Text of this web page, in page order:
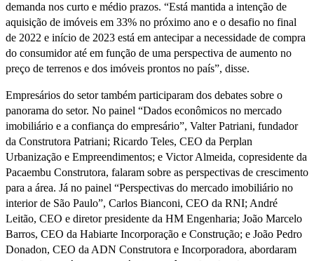
demanda nos curto e médio prazos. “Está mantida a intenção de
aquisição de imóveis em 33% no próximo ano e o desafio no final
de 2022 e início de 2023 está em antecipar a necessidade de compra
do consumidor até em função de uma perspectiva de aumento no
preço de terrenos e dos imóveis prontos no país”, disse.
Empresários do setor também participaram dos debates sobre o
panorama do setor. No painel “Dados econômicos no mercado
imobiliário e a confiança do empresário”, Valter Patriani, fundador
da Construtora Patriani; Ricardo Teles, CEO da Perplan
Urbanização e Empreendimentos; e Victor Almeida, copresidente da
Pacaembu Construtora, falaram sobre as perspectivas de crescimento
para a área. Já no painel “Perspectivas do mercado imobiliário no
interior de São Paulo”, Carlos Bianconi, CEO da RNI; André
Leitão, CEO e diretor presidente da HM Engenharia; João Marcelo
Barros, CEO da Habiarte Incorporação e Construção; e João Pedro
Donadon, CEO da ADN Construtora e Incorporadora, abordaram